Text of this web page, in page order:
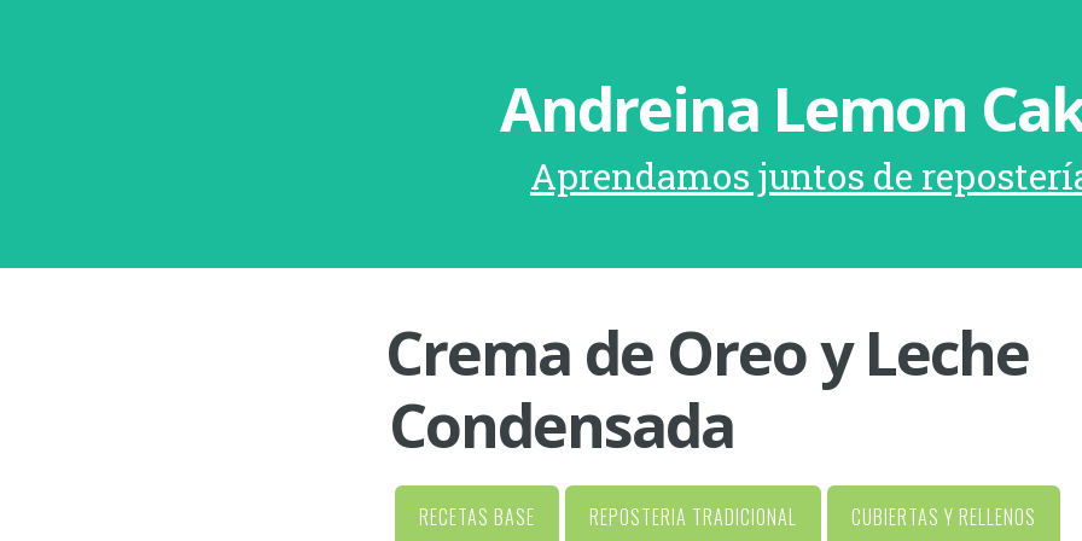
Andreina Lemon
Aprendamos juntos de
Crema de Oreo y Leche
Condensada
RECETAS BASE REPOSTERIA TRADICIONAL CUBIERTAS Y RELLENOS